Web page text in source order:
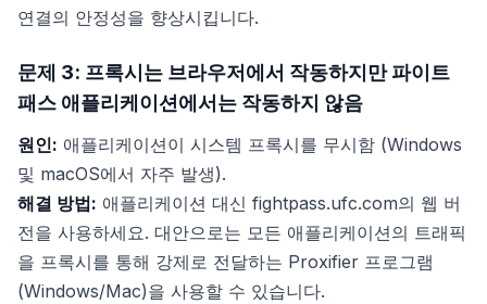
연결의 안정성을 향상시킵니다.
문제 3: 프록시는 브라우저에서 작동하지만 파이트
패스 애플리케이션에서는 작동하지 않음
원인: 애플리케이션이 시스템 프록시를 무시함 (Windows
및 macOS에서 자주 발생).
해결 방법: 애플리케이션 대신 fightpass.ufc.com의 웹 버
전을 사용하세요. 대안으로는 모든 애플리케이션의 트래픽
을 프록시를 통해 강제로 전달하는 Proxifier 프로그램
(Windows/Mac)을 사용할 수 있습니다.